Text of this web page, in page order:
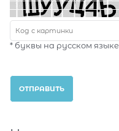
* буквы на русском языке